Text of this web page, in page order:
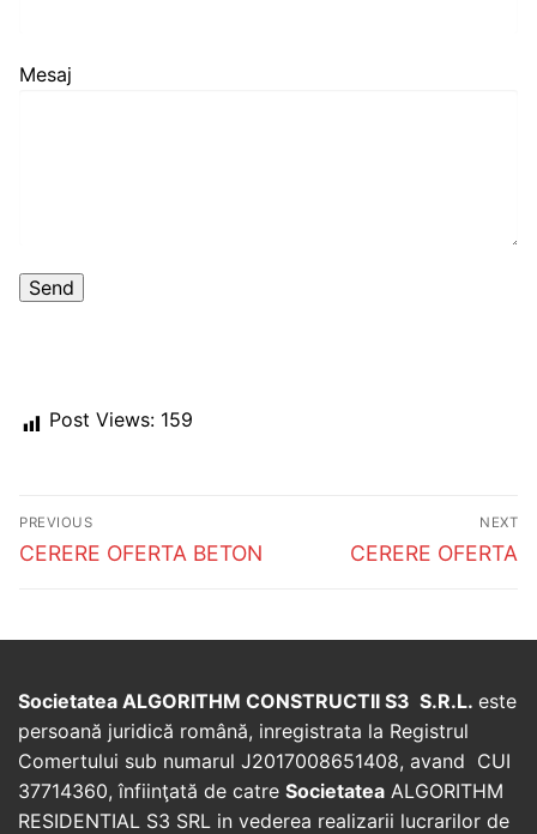
Mesaj
Post Views: 159
Post
navigation
PREVIOUS
Previous
CERERE OFERTA BETON
NEXT
Next
CERERE OFERTA
Societatea ALGORITHM CONSTRUCTII S3 S.R.L. este
persoană juridică română, inregistrata la Registrul
Comertului sub numarul J2017008651408, avand CUI
37714360, înfiinţată de catre Societatea ALGORITHM
RESIDENTIAL S3 SRL in vederea realizarii lucrarilor de